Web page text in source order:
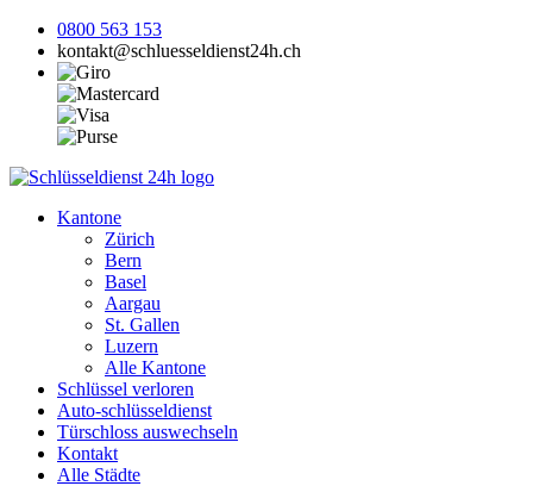
0800 563 153
kontakt@schluesseldienst24h.ch
Kantone
Zürich
Bern
Basel
Aargau
St. Gallen
Luzern
Alle Kantone
Schlüssel verloren
Auto-schlüsseldienst
Türschloss auswechseln
Kontakt
Alle Städte